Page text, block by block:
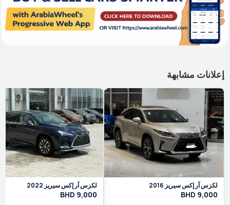
إعلانات مشابهة
لكزسآر إكس سيريز 2016
BHD 9,000
لكزسآر إكس سيريز 2022
BHD 9,000